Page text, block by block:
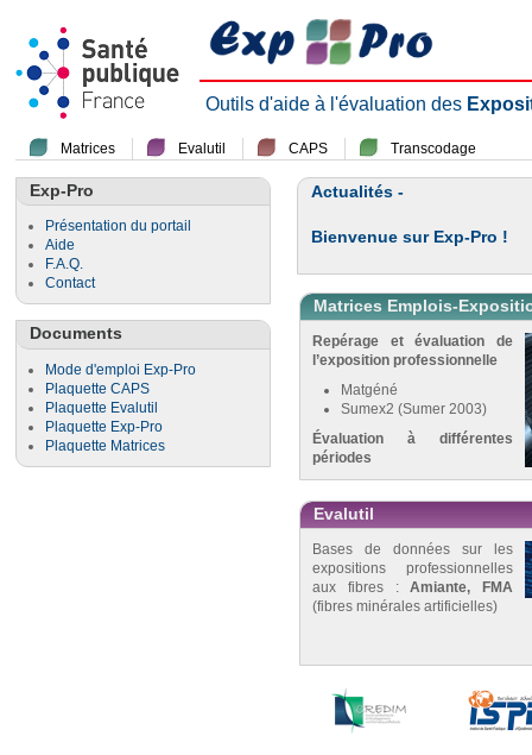
Outils d'aide à l'évaluation des
Matrices Evalutil CAPS Transcodage
Exp-Pro
Présentation du portail
Aide
F.A.Q.
Contact
Documents
Mode d'emploi Exp-Pro
Plaquette CAPS
Plaquette Evalutil
Plaquette Exp-Pro
Plaquette Matrices
Actualités -
Bienvenue sur Exp-Pro !
Matrices Emplois-
Repérage et évaluation de
l’exposition professionnelle
Matgéné
Sumex2 (Sumer 2003)
Évaluation à différentes
périodes
Evalutil
Bases de données sur les
expositions professionnelles
aux fibres :Amiante, FMA
(fibres minérales artificielles)